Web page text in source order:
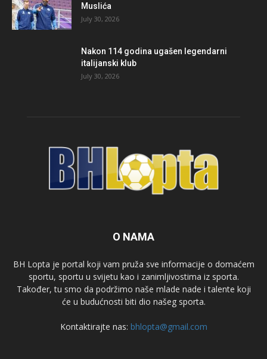
Muslića
July 30, 2026
Nakon 114 godina ugašen legendarni
italijanski klub
July 30, 2026
O NAMA
BH Lopta je portal koji vam pruža sve informacije o domaćem
sportu, sportu u svijetu kao i zanimljivostima iz sporta.
Također, tu smo da podržimo naše mlade nade i talente koji
će u budućnosti biti dio našeg sporta.
Kontaktirajte nas: bhlopta@gmail.com